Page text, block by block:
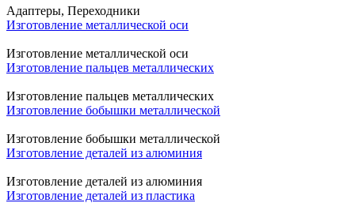
Адаптеры, Переходники
Изготовление металлической оси
Изготовление металлической оси
Изготовление пальцев металлических
Изготовление пальцев металлических
Изготовление бобышки металлической
Изготовление бобышки металлической
Изготовление деталей из алюминия
Изготовление деталей из алюминия
Изготовление деталей из пластика